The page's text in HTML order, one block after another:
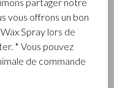
à Waalwijk, est une
et fabrique de la
a été créée à
Castelijn, et le coupeur
de fabriquer
vous offrons un bon
Spray lors de
* Vous pouvez
de commande